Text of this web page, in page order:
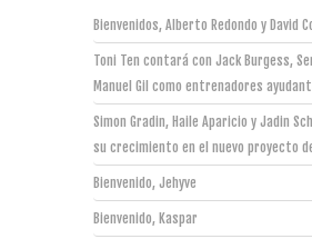
Bienvenidos, Alberto Redondo y David
Toni Ten contará con Jack Burgess,
Manuel Gil como entrenadores
Simon Gradin, Haile Aparicio y Jadin
su crecimiento en el nuevo proyecto de
Bienvenido, Jehyve
Bienvenido, Kaspar